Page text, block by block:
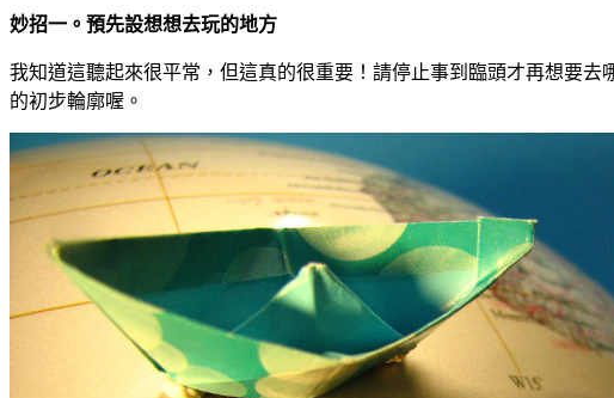
妙招一。預先設想想去玩的地方
我知道這聽起來很平常，但這真的很重要！請停止事到臨頭才再想要
的初步輪廓喔。